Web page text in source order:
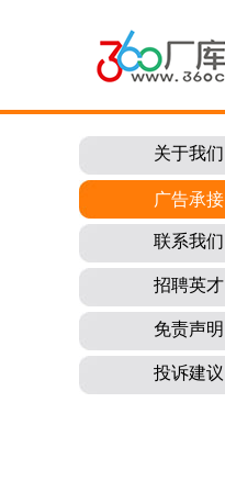
关于我们
广告承接
联系我们
招聘英才
免责声明
投诉建议